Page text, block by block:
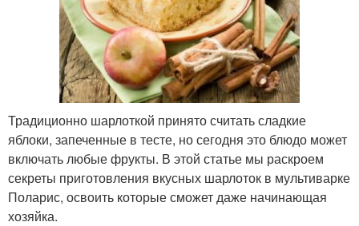
Традиционно шарлоткой принято считать сладкие
яблоки, запеченные в тесте, но сегодня это блюдо может
включать любые фрукты. В этой статье мы раскроем
секреты приготовления вкусных шарлоток в мультиварке
Поларис, освоить которые сможет даже начинающая
хозяйка.